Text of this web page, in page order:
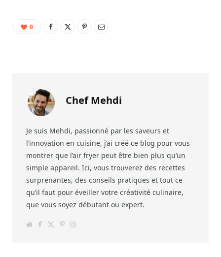
0
Chef Mehdi
Je suis Mehdi, passionné par les saveurs et
l’innovation en cuisine, j’ai créé ce blog pour vous
montrer que l’air fryer peut être bien plus qu’un
simple appareil. Ici, vous trouverez des recettes
surprenantes, des conseils pratiques et tout ce
qu’il faut pour éveiller votre créativité culinaire,
que vous soyez débutant ou expert.
F
P
I